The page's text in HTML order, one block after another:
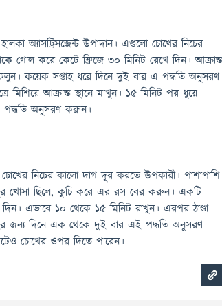
অ্যাসট্রিসজেন্ট উপাদান। এগুলো চোখের নিচের
করে কেটে ফ্রিজে ৩০ মিনিট রেখে দিন।
কয়েক সপ্তাহ ধরে দিনে দুই বার এ পদ্ধতি অনুসরণ
আক্রান্ত স্থানে মাখুন। ১৫ মিনিট পর ধুয়ে
পদ্ধতি অনুসরণ করুন।
চোখের নিচের কালো দাগ দূর করতে উপকারী। পাশাপাশি
খোসা ছিলে, কুচি করে এর রস বের করুন। একটি
এভাবে ১০ থেকে ১৫ মিনিট রাখুন। এরপর ঠাণ্ডা
জন্য দিনে এক থেকে দুই বার এই পদ্ধতি অনুসরণ
চোখের ওপর দিতে পারেন।